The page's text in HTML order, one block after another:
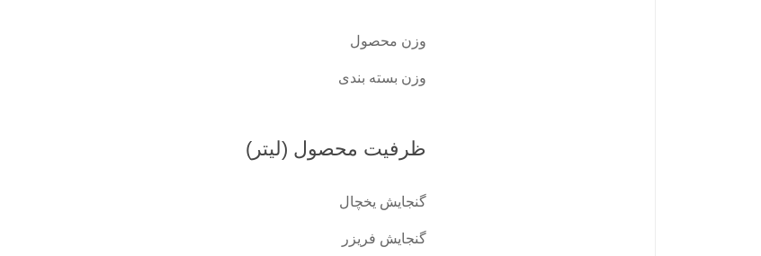
وزن محصول
وزن بسته بندی
ظرفیت محصول (لیتر)
گنجایش یخچال
گنجایش فریزر